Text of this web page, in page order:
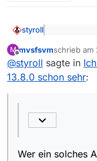
styroll
und Dokus
ist eine
möglich.
Wer ein
Datenbank-
M
Offline
mvsfsvmschrieb am
zuletzt
@styroll sagte in
13.8.0 schon sehr:
Wer ein solches